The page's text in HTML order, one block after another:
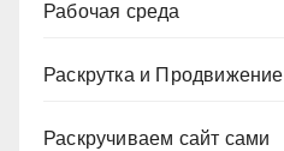
Рабочая среда
Раскрутка и Продвижение
Раскручиваем сайт сами